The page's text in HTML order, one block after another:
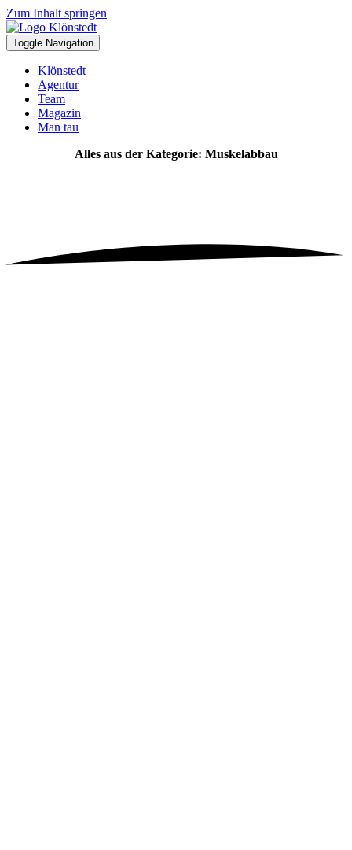
Zum Inhalt springen
Toggle Navigation
Klönstedt
Agentur
Team
Magazin
Man tau
Alles aus der Kategorie: Muskelabbau